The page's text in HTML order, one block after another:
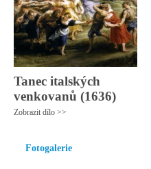
Tanec italských
venkovanů (1636)
Zobrazit dílo >>
Fotogalerie